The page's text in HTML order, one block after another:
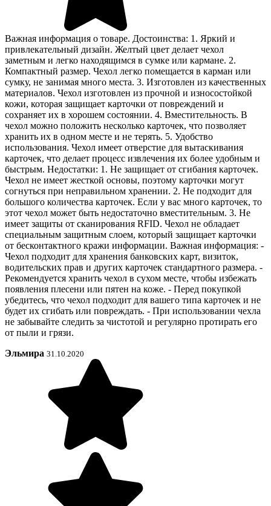
Важная информация о товаре. Достоинства: 1. Яркий и
привлекательный дизайн. Желтый цвет делает чехол
заметным и легко находящимся в сумке или кармане. 2.
Компактный размер. Чехол легко помещается в карман или
сумку, не занимая много места. 3. Изготовлен из качественных
материалов. Чехол изготовлен из прочной и износостойкой
кожи, которая защищает карточки от повреждений и
сохраняет их в хорошем состоянии. 4. Вместительность. В
чехол можно положить несколько карточек, что позволяет
хранить их в одном месте и не терять. 5. Удобство
использования. Чехол имеет отверстие для вытаскивания
карточек, что делает процесс извлечения их более удобным и
быстрым. Недостатки: 1. Не защищает от сгибания карточек.
Чехол не имеет жесткой основы, поэтому карточки могут
согнуться при неправильном хранении. 2. Не подходит для
большого количества карточек. Если у вас много карточек, то
этот чехол может быть недостаточно вместительным. 3. Не
имеет защиты от сканирования RFID. Чехол не обладает
специальным защитным слоем, который защищает карточки
от бесконтактного кражи информации. Важная информация: -
Чехол подходит для хранения банковских карт, визиток,
водительских прав и других карточек стандартного размера. -
Рекомендуется хранить чехол в сухом месте, чтобы избежать
появления плесени или пятен на коже. - Перед покупкой
убедитесь, что чехол подходит для вашего типа карточек и не
будет их сгибать или повреждать. - При использовании чехла
не забывайте следить за чистотой и регулярно протирать его
от пыли и грязи.
Эльмира 31.10.2020